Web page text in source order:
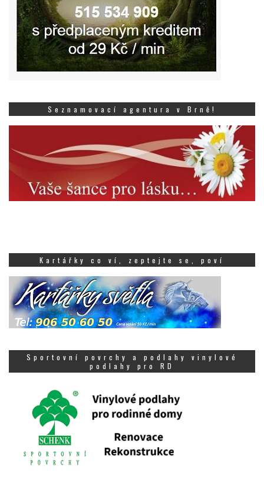
Seznamovací agentura v Brně!
Kartářky co ví, zeptejte se, poví
Sportovní povrchy a podlahy vinylové
podlahy pro RD